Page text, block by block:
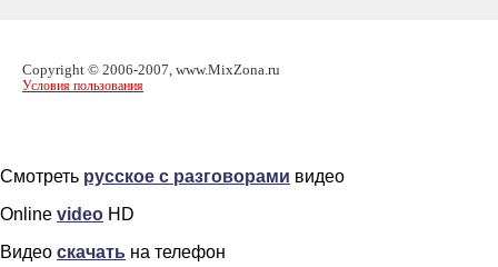
Copyright © 2006-2007, www.MixZona.ru
Условия пользования
Смотреть русское с разговорами видео
Online video HD
Видео скачать на телефон